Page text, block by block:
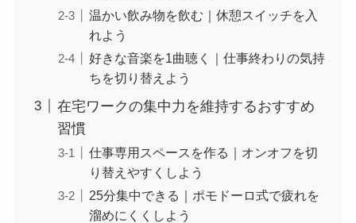
温かい飲み物を飲む｜休憩スイッチを入
れよう
好きな音楽を1曲聴く｜仕事終わりの気持
ちを切り替えよう
在宅ワークの集中力を維持するおすすめ
習慣
仕事専用スペースを作る｜オンオフを切
り替えやすくしよう
25分集中できる｜ポモドーロ式で疲れを
溜めにくくしよう